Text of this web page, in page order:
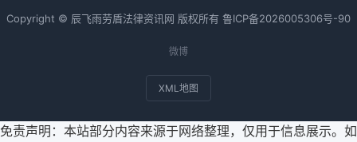
Copyright © 辰飞雨劳盾法律资讯网 版权所有 鲁ICP备2026005306号-90
微博
XML地图
免责声明：本站部分内容来源于网络整理，仅用于信息展示。如